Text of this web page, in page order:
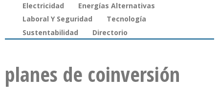
Electricidad
Energías Alternativas
Laboral Y Seguridad
Tecnología
Sustentabilidad
Directorio
planes de coinversión